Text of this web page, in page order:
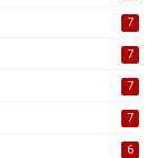
7
7
7
7
6